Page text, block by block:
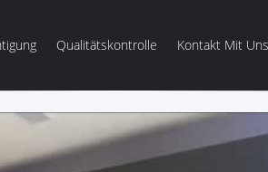
Qualitätskontrolle Kontakt Mit Uns